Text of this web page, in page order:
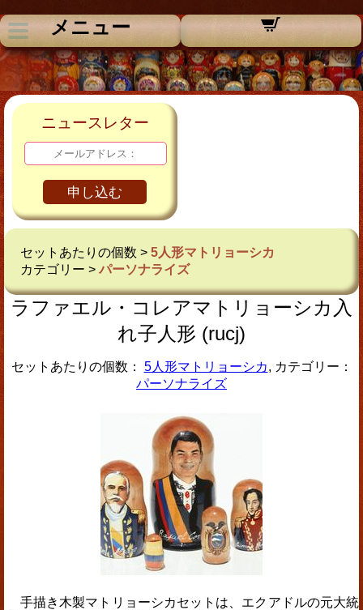
メニュー
ニュースレター
申し込む
セットあたりの個数 > 5人形マトリョーシカ
カテゴリー > パーソナライズ
ラファエル・コレアマトリョーシカ入
れ子人形 (rucj)
セットあたりの個数： 5人形マトリョーシカ, カテゴリー：
パーソナライズ
手描き木製マトリョーシカセットは、エクアドルの元大統